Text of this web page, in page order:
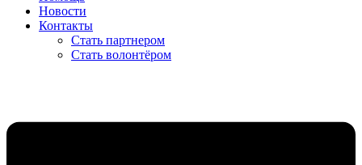
Новости
Контакты
Стать партнером
Стать волонтёром